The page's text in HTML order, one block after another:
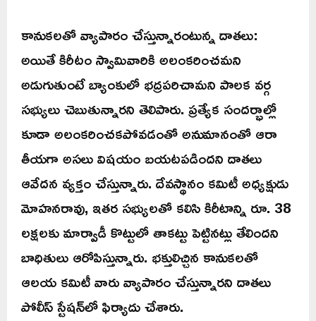
కానుకలతో వ్యాపారం చేస్తున్నారంటున్న దాతలు:
అయితే కిరీటం స్వామివారికి అలంకరించమని
అడుగుతుంటే బ్యాంకులో భద్రపరిచామని పాలక వర్గ
సభ్యులు చెబుతున్నారని తెలిపారు. ప్రత్యేక సందర్భాల్లో
కూడా అలంకరించకపోవడంతో అనుమానంతో ఆరా
తీయగా అసలు విషయం బయటపడిందని దాతలు
ఆవేదన వ్యక్తం చేస్తున్నారు. దేవస్థానం కమిటీ అధ్యక్షుడు
మోహనరావు, ఇతర సభ్యులతో కలిసి కిరీటాన్ని రూ. 38
లక్షలకు మార్వాడీ కొట్టులో తాకట్టు పెట్టినట్లు తేలిందని
బాధితులు ఆరోపిస్తున్నారు. భక్తులిచ్చిన కానుకలతో
ఆలయ కమిటీ వారు వ్యాపారం చేస్తున్నారని దాతలు
పోలీస్‌ స్టేషన్‌లో ఫిర్యాదు చేశారు.